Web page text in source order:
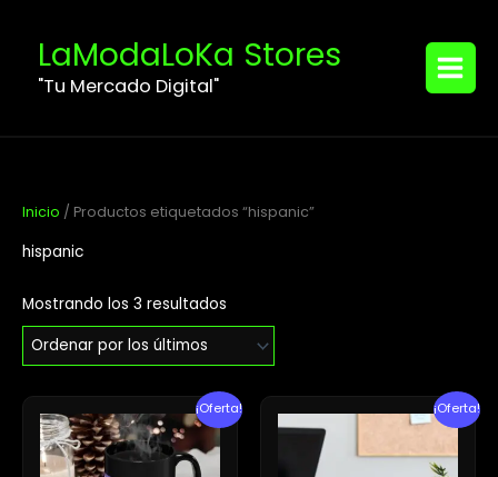
contenidoLaModaLoKa Stores
"Tu Mercado Digital"
MENU
Inicio / Productos etiquetados “hispanic”
hispanic
Mostrando los 3 resultados
últimos
¡Oferta!
precio
original
era:
precio
actual
es:
¡Oferta!
precio
era:
precio
es: